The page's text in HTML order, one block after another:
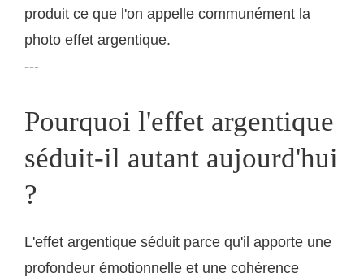
produit ce que l'on appelle communément la
photo effet argentique.
---
Pourquoi l'effet argentique
séduit-il autant aujourd'hui
?
L'effet argentique séduit parce qu'il apporte une
profondeur émotionnelle et une cohérence